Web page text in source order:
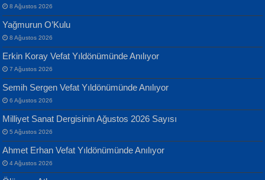
MUSTAFA KELOĞLU
Yarına İz Bırakmak...
ATİLLA ÖZEN
Sultan Olmadan Önce Eyüp...
Yılmaz Ekinci
Geceye Söylenen...
Banu Sancak
Defterimden İçeri...
8 Ağustos 2026
Yağmurun O’Kulu
8 Ağustos 2026
Erkin Koray Vefat Yıldönümünde Anılıyor
7 Ağustos 2026
Semih Sergen Vefat Yıldönümünde Anılıyor
6 Ağustos 2026
Milliyet Sanat Dergisinin Ağustos 2026 Sayısı
5 Ağustos 2026
Ahmet Erhan Vefat Yıldönümünde Anılıyor
4 Ağustos 2026